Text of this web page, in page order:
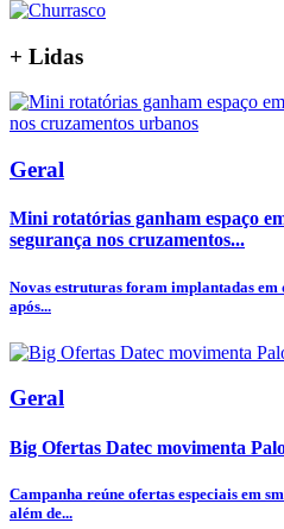
+ Lidas
Geral
Mini rotatórias ganham espaço
segurança nos cruzamentos...
Novas estruturas foram implantadas em
após...
Geral
Big Ofertas Datec movimenta
Campanha reúne ofertas especiais em
além de...